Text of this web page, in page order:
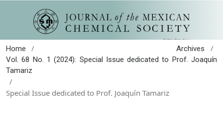
Home / Archives /
Vol. 68 No. 1 (2024): Special Issue dedicated to Prof. Joaquín
Tamariz
/
Special Issue dedicated to Prof. Joaquín Tamariz